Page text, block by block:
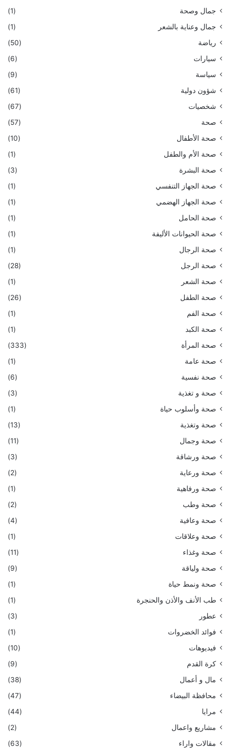
جمال وصحة
(1)
جمال وعناية بالشعر
(1)
رياضة
(50)
سيارات
(6)
سياسة
(9)
شؤون دولية
(61)
شخصيات
(67)
صحة
(57)
صحة الأطفال
(10)
صحة الأم والطفل
(1)
صحة البشرة
(3)
صحة الجهاز التنفسي
(1)
صحة الجهاز الهضمي
(1)
صحة الحامل
(1)
صحة الحيوانات الأليفة
(1)
صحة الرجال
(1)
صحة الرجل
(28)
صحة الشعر
(1)
صحة الطفل
(26)
صحة الفم
(1)
صحة الكبد
(1)
صحة المرأة
(333)
صحة عامة
(1)
صحة نفسية
(6)
صحة و تغذية
(3)
صحة وأسلوب حياة
(1)
صحة وتغذية
(13)
صحة وجمال
(11)
صحة ورشاقة
(3)
صحة ورعاية
(2)
صحة ورفاهية
(1)
صحة وطب
(2)
صحة وعافية
(4)
صحة وعلاقات
(1)
صحة وغذاء
(11)
صحة ولياقة
(9)
صحة ونمط حياة
(1)
طب الأنف والأذن والحنجرة
(1)
عطور
(3)
فوائد الخضروات
(1)
فيديوهات
(10)
كرة القدم
(9)
مال و أعمال
(38)
محافظة البيضاء
(47)
مرايا
(44)
مشاريع واعمال
(2)
مقالات واراء
(63)